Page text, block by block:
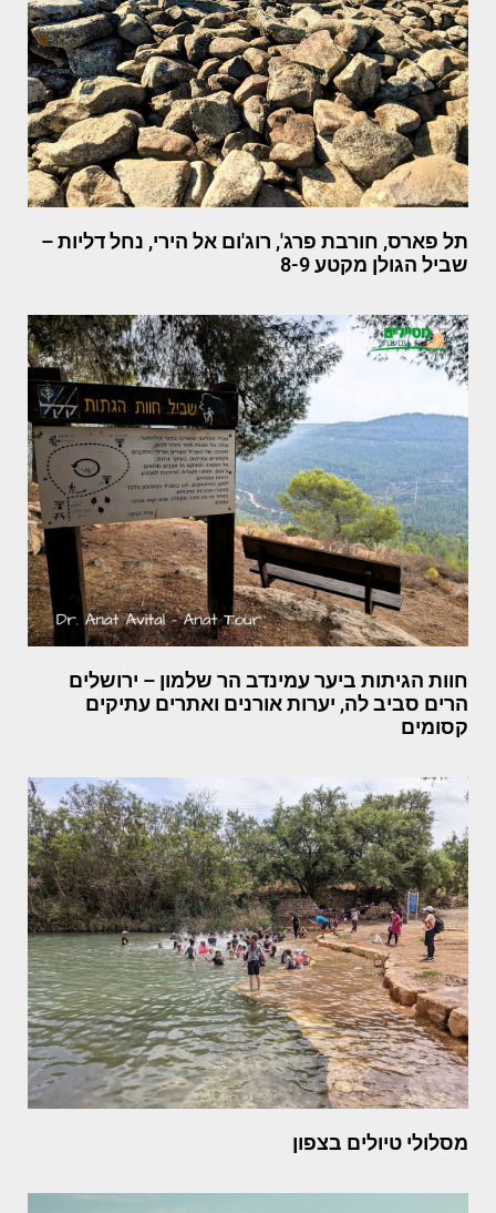
תל פארס, חורבת פרג', רוג'ום אל הירי, נחל דליות –
שביל הגולן מקטע 8-9
חוות הגיתות ביער עמינדב הר שלמון – ירושלים
הרים סביב לה, יערות אורנים ואתרים עתיקים
קסומים
מסלולי טיולים בצפון